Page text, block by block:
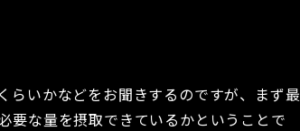
らいかなどをお聞きするのですが、まず最
要な量を摂取できているかということで